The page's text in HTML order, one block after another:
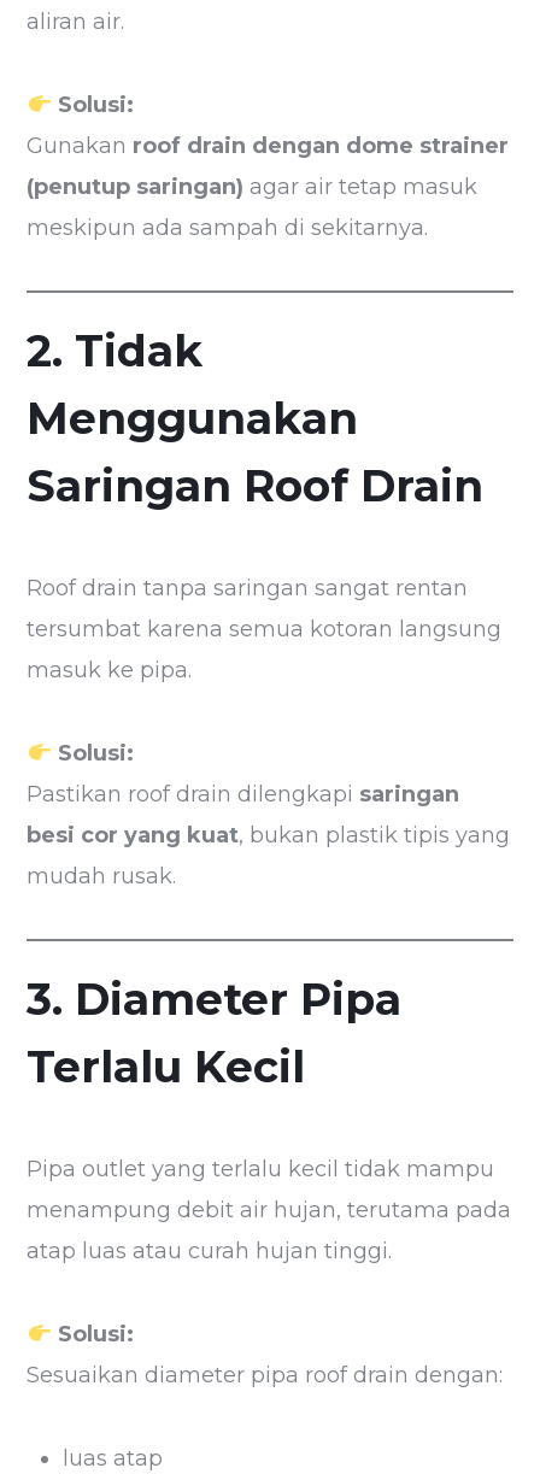
aliran air.
Solusi:
Gunakan roof drain dengan dome strainer
(penutup saringan) agar air tetap masuk
meskipun ada sampah di sekitarnya.
2. Tidak
Menggunakan
Saringan Roof Drain
Roof drain tanpa saringan sangat rentan
tersumbat karena semua kotoran langsung
masuk ke pipa.
Solusi:
Pastikan roof drain dilengkapi saringan
besi cor yang kuat, bukan plastik tipis yang
mudah rusak.
3. Diameter Pipa
Terlalu Kecil
Pipa outlet yang terlalu kecil tidak mampu
menampung debit air hujan, terutama pada
atap luas atau curah hujan tinggi.
Solusi:
Sesuaikan diameter pipa roof drain dengan:
luas atap